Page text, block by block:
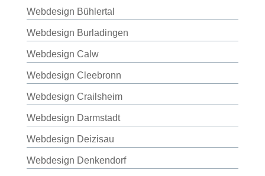
Webdesign Bühlertal
Webdesign Burladingen
Webdesign Calw
Webdesign Cleebronn
Webdesign Crailsheim
Webdesign Darmstadt
Webdesign Deizisau
Webdesign Denkendorf